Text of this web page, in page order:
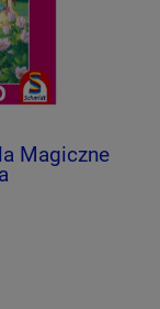
Magiczne